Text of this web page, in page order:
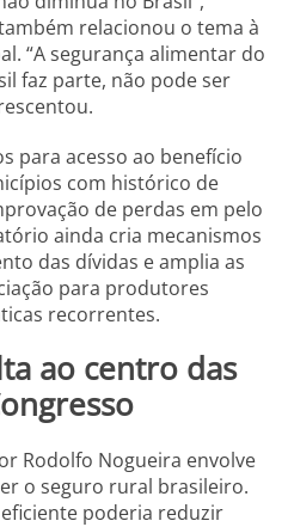
relacionou o tema à
“A segurança alimentar do
faz parte, não pode ser
para acesso ao benefício
com histórico de
de perdas em pelo
ainda cria mecanismos
das dívidas e amplia as
para produtores
recorrentes.
ao centro das
Rodolfo Nogueira envolve
o seguro rural brasileiro.
poderia reduzir